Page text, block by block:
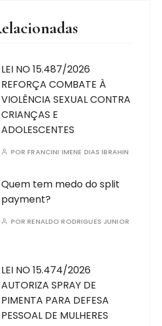
LEI NO 15.487/2026
REFORÇA COMBATE À
VIOLÊNCIA SEXUAL CONTRA
CRIANÇAS E
ADOLESCENTES
PORFRANCINI IMENE DIAS IBRAHIN
Quem tem medo do split
payment?
PORRENALDO RODRIGUES JUNIOR
LEI NO 15.474/2026
AUTORIZA SPRAY DE
PIMENTA PARA DEFESA
PESSOAL DE MULHERES